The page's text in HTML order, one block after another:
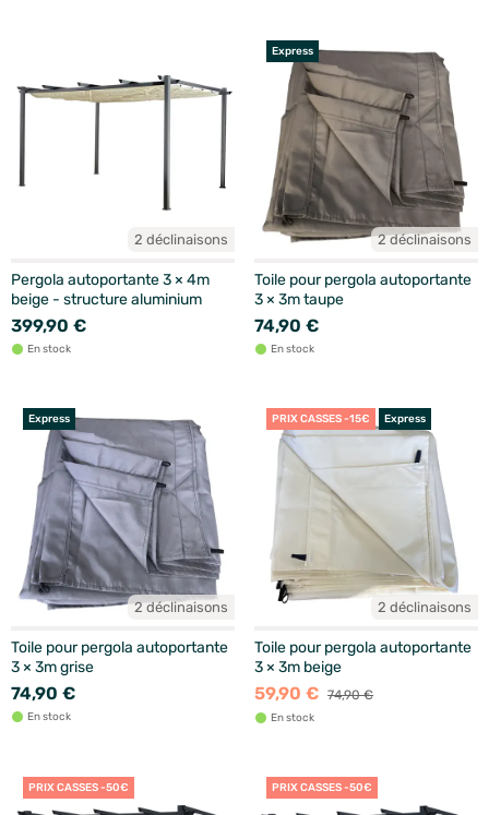
2 déclinaisons
Pergola autoportante 3 × 4m
beige - structure aluminium
399,90 €
En stock
Express
2 déclinaisons
Toile pour pergola autoportante
3 × 3m taupe
74,90 €
En stock
Express
2 déclinaisons
Toile pour pergola autoportante
3 × 3m grise
74,90 €
En stock
PRIX CASSES -15€ Express
2 déclinaisons
Toile pour pergola autoportante
3 × 3m beige
59,90 € 74,90 €
En stock
PRIX CASSES -50€ PRIX CASSES -50€